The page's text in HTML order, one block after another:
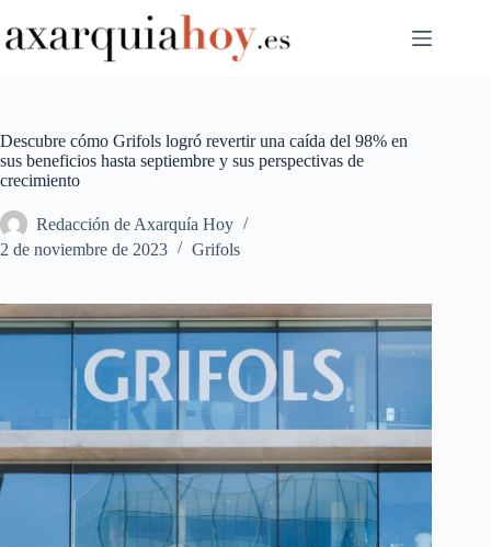
al
contenido
Descubre cómo Grifols logró revertir una caída del 98% en
sus beneficios hasta septiembre y sus perspectivas de
crecimiento
Redacción de Axarquía Hoy
2 de noviembre de 2023
Grifols